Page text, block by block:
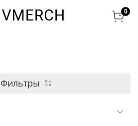
0
Фильтры